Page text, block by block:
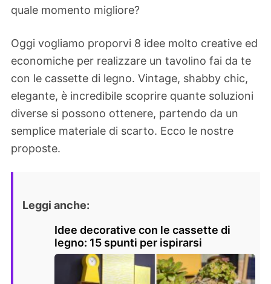
quale momento migliore?
Oggi vogliamo proporvi 8 idee molto creative ed
economiche per realizzare un tavolino fai da te
con le cassette di legno. Vintage, shabby chic,
elegante, è incredibile scoprire quante soluzioni
diverse si possono ottenere, partendo da un
semplice materiale di scarto. Ecco le nostre
proposte.
Leggi anche:
Idee decorative con le cassette di
legno: 15 spunti per ispirarsi